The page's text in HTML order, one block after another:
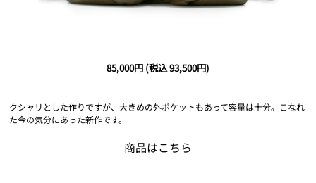
85,000円 (税込 93,500円)
クシャリとした作りですが、大きめの外ポケットもあって容量は十分。こなれ
た今の気分にあった新作です。
商品はこちら